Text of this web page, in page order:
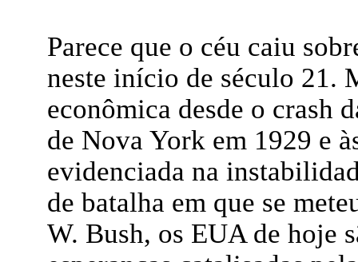
Parece que o céu caiu
neste início de século 21.
econômica desde o crash
de Nova York em 1929 e
evidenciada na
de batalha em que se
W. Bush, os EUA de hoje